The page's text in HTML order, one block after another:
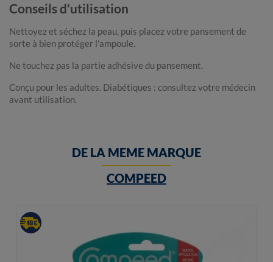
Conseils d'utilisation
Nettoyez et séchez la peau, puis placez votre pansement de
sorte à bien protéger l'ampoule.
Ne touchez pas la partie adhésive du pansement.
Conçu pour les adultes. Diabétiques : consultez votre médecin
avant utilisation.
DE LA MEME MARQUE
COMPEED